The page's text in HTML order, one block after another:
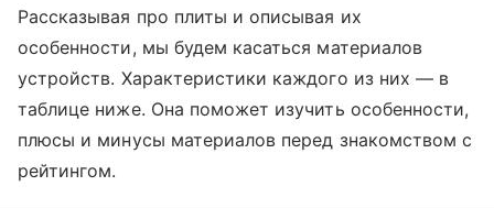
Рассказывая про плиты и описывая их
особенности, мы будем касаться материалов
устройств. Характеристики каждого из них — в
таблице ниже. Она поможет изучить особенности,
плюсы и минусы материалов перед знакомством с
рейтингом.